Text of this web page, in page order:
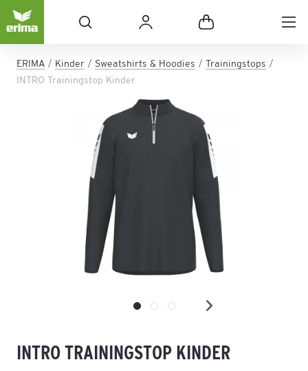
ERIMA Kinder Sweatshirts & Hoodies
Trainingstops
INTRO Trainingstop Kinder
INTRO TRAININGSTOP KINDER